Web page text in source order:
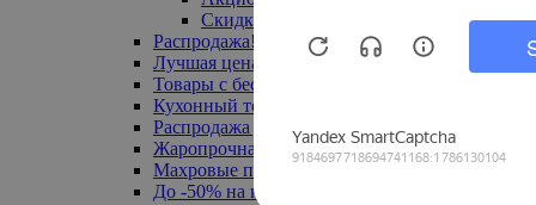
Скидка 20% по промокоду
Распродажа! Ульяновск до -70%
Лучшая цена
Товары с бесплатной доставкой
Кухонный текстиль
Распродажа до -50%
Жаропрочная посуда
Махровые полотенца
До -50% на ковры